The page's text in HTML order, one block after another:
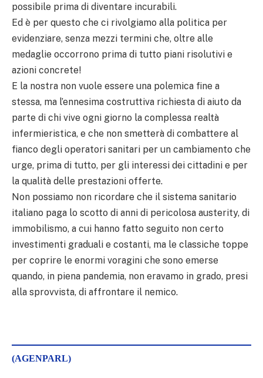
possibile prima di diventare incurabili.
Ed è per questo che ci rivolgiamo alla politica per
evidenziare, senza mezzi termini che, oltre alle
medaglie occorrono prima di tutto piani risolutivi e
azioni concrete!
E la nostra non vuole essere una polemica fine a
stessa, ma l’ennesima costruttiva richiesta di aiuto da
parte di chi vive ogni giorno la complessa realtà
infermieristica, e che non smetterà di combattere al
fianco degli operatori sanitari per un cambiamento che
urge, prima di tutto, per gli interessi dei cittadini e per
la qualità delle prestazioni offerte.
Non possiamo non ricordare che il sistema sanitario
italiano paga lo scotto di anni di pericolosa austerity, di
immobilismo, a cui hanno fatto seguito non certo
investimenti graduali e costanti, ma le classiche toppe
per coprire le enormi voragini che sono emerse
quando, in piena pandemia, non eravamo in grado, presi
alla sprovvista, di affrontare il nemico.
(AGENPARL)